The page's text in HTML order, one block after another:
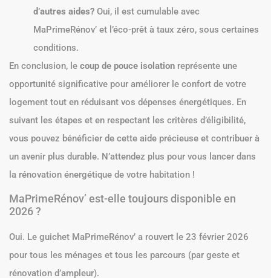
d’autres aides? Oui, il est cumulable avec
MaPrimeRénov’ et l’éco-prêt à taux zéro, sous certaines
conditions.
En conclusion, le coup de pouce isolation représente une
opportunité significative pour améliorer le confort de votre
logement tout en réduisant vos dépenses énergétiques. En
suivant les étapes et en respectant les critères d’éligibilité,
vous pouvez bénéficier de cette aide précieuse et contribuer à
un avenir plus durable. N’attendez plus pour vous lancer dans
la rénovation énergétique de votre habitation !
MaPrimeRénov’ est-elle toujours disponible en
2026 ?
Oui. Le guichet MaPrimeRénov’ a rouvert le 23 février 2026
pour tous les ménages et tous les parcours (par geste et
rénovation d’ampleur).